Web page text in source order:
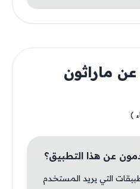
ماراثون
)
عن هذا التطبيق؟
التي يريد المستخدم